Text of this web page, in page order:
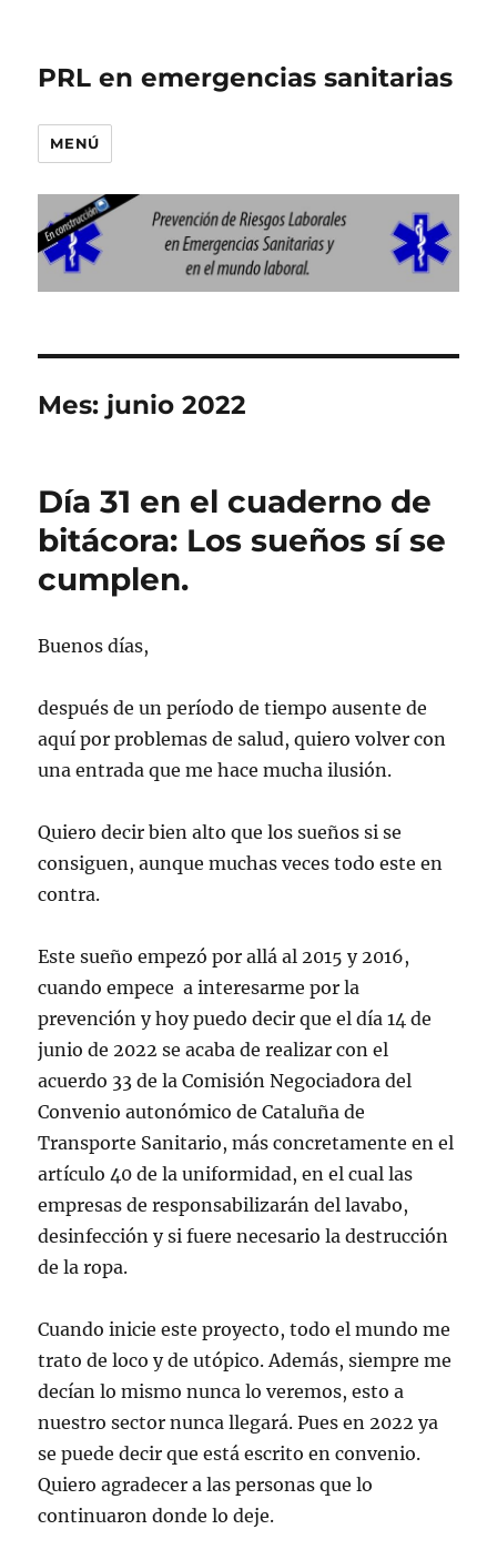
PRL en emergencias sanitarias
MENÚ
Mes: junio 2022
Día 31 en el cuaderno de
bitácora: Los sueños sí se
cumplen.
Buenos días,
después de un período de tiempo ausente de
aquí por problemas de salud, quiero volver con
una entrada que me hace mucha ilusión.
Quiero decir bien alto que los sueños si se
consiguen, aunque muchas veces todo este en
contra.
Este sueño empezó por allá al 2015 y 2016,
cuando empece a interesarme por la
prevención y hoy puedo decir que el día 14 de
junio de 2022 se acaba de realizar con el
acuerdo 33 de la Comisión Negociadora del
Convenio autonómico de Cataluña de
Transporte Sanitario, más concretamente en el
artículo 40 de la uniformidad, en el cual las
empresas de responsabilizarán del lavabo,
desinfección y si fuere necesario la destrucción
de la ropa.
Cuando inicie este proyecto, todo el mundo me
trato de loco y de utópico. Además, siempre me
decían lo mismo nunca lo veremos, esto a
nuestro sector nunca llegará. Pues en 2022 ya
se puede decir que está escrito en convenio.
Quiero agradecer a las personas que lo
continuaron donde lo deje.